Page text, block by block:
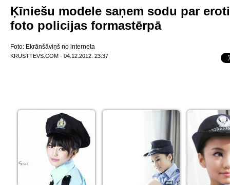
Ķīniešu modele saņem sodu par
foto policijas formastērpā
Foto: Ekrānšāviņš no interneta
KRUSTTEVS.COM · 04.12.2012. 23:37